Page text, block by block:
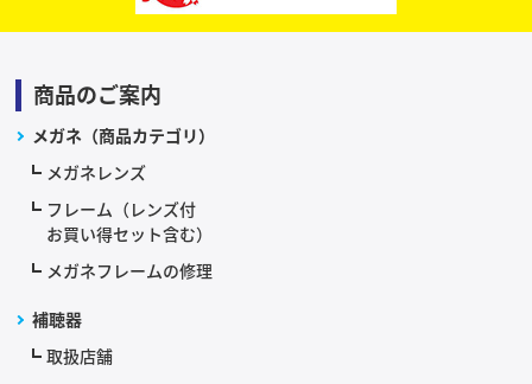
商品のご案内
メガネ（商品カテゴリ）
メガネレンズ
フレーム（レンズ付
お買い得セット含む）
メガネフレームの修理
補聴器
取扱店舗